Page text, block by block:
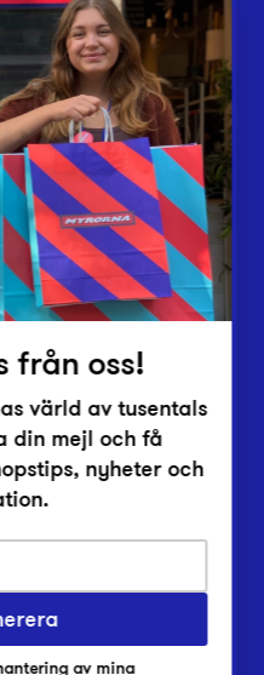
eller retur?
från oss!
värld av tusentals
din mejl och få
nyheter och
av mina